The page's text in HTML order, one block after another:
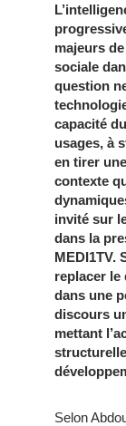
majeurs
sociale
question
capacité
usages, à
en tirer
contexte
invité sur
dans la
MEDI1TV.
replacer le
dans une
discours
mettant
Selon